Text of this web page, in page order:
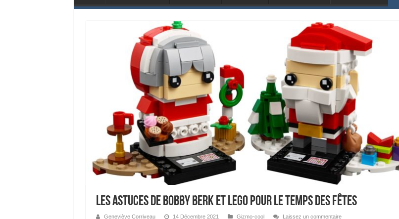
Les astuces de Bobby Berk et LEGO pour le temps des fêtes
Geneviève Corriveau 14 Décembre 2021 Gizmo-cool Laissez un commentaire